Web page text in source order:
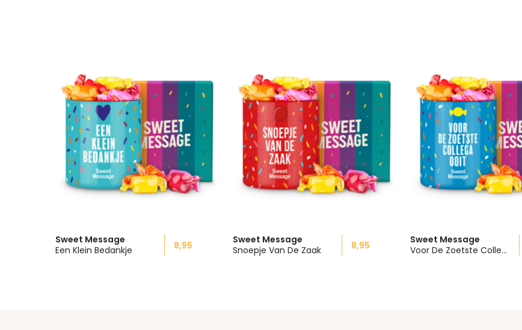
Sweet Message
Een Klein Bedankje
8,95
Sweet Message
Snoepje Van De Zaak
8,95
Sweet Message
Voor De Zoetste Collega